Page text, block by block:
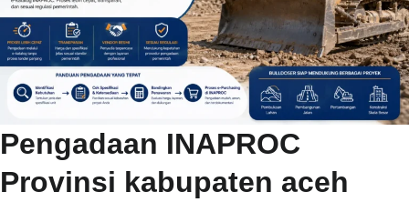
Pengadaan INAPROC
Provinsi kabupaten aceh